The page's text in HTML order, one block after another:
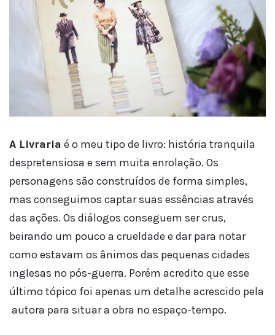
A Livraria é o meu tipo de livro: história tranquila
despretensiosa e sem muita enrolação. Os
personagens são construídos de forma simples,
mas conseguimos captar suas essências através
das ações. Os diálogos conseguem ser crus,
beirando um pouco a crueldade e dar para notar
como estavam os ânimos das pequenas cidades
inglesas no pós-guerra. Porém acredito que esse
último tópico foi apenas um detalhe acrescido pela
autora para situar a obra no espaço-tempo.